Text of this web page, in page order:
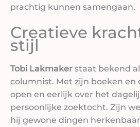
prachtig kunnen samengaan.
Creatieve
stijl
Tobi Lakmaker staat bekend
columnist. Met zijn boeken en
open en eerlijk over het
persoonlijke zoektocht. Zijn
hij gewone dingen